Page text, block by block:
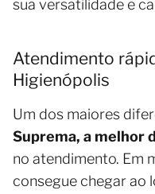
sua versatilidade e
Atendimento
Higienópolis
Um dos maiores
Suprema, a melhor
no atendimento. Em
consegue chegar ao